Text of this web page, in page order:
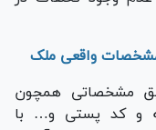
واقعی ملک
مشخصاتی همچون
و کد پستی و… با